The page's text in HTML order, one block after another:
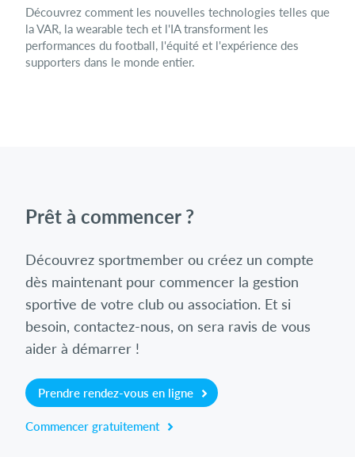
Découvrez comment les nouvelles technologies telles que
la VAR, la wearable tech et l'IA transforment les
performances du football, l'équité et l'expérience des
supporters dans le monde entier.
Prêt à commencer ?
Découvrez sportmember ou créez un compte
dès maintenant pour commencer la gestion
sportive de votre club ou association. Et si
besoin, contactez-nous, on sera ravis de vous
aider à démarrer !
Prendre rendez-vous en ligne
Commencer gratuitement